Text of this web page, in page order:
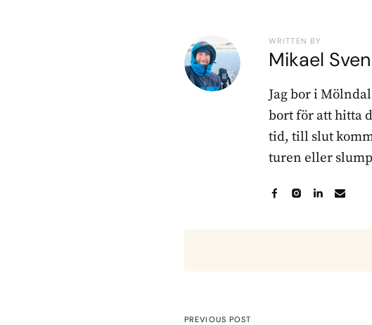
WRITTEN BY
Mikael
Jag bor i
bort för att hitta
tid, till slut
turen eller
PREVIOUS POST